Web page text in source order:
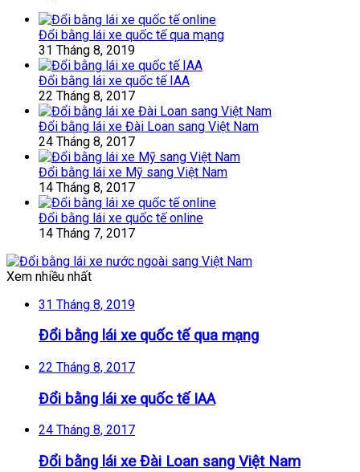
Đổi bằng lái xe quốc tế qua mạng
31 Tháng 8, 2019
Đổi bằng lái xe quốc tế IAA
22 Tháng 8, 2017
Đổi bằng lái xe Đài Loan sang Việt Nam
24 Tháng 8, 2017
Đổi bằng lái xe Mỹ sang Việt Nam
14 Tháng 8, 2017
Đổi bằng lái xe quốc tế online
14 Tháng 7, 2017
Xem nhiều nhất
31 Tháng 8, 2019
Đổi bằng lái xe quốc tế qua mạng
22 Tháng 8, 2017
Đổi bằng lái xe quốc tế IAA
24 Tháng 8, 2017
Đổi bằng lái xe Đài Loan sang Việt Nam